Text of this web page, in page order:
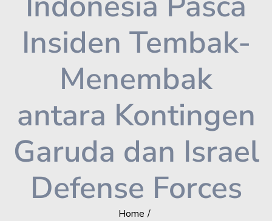
Insiden Tembak-
Menembak
antara Kontingen
Garuda dan Israel
Defense Forces
Home